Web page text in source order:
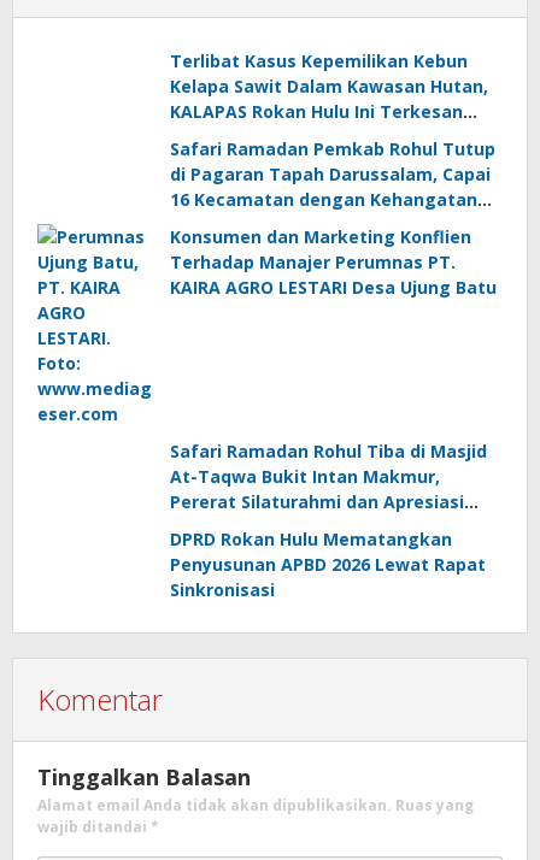
Terlibat Kasus Kepemilikan Kebun
Kelapa Sawit Dalam Kawasan Hutan,
KALAPAS Rokan Hulu Ini Terkesan
Indonesia
Safari Ramadan Pemkab Rohul Tutup
di Pagaran Tapah Darussalam, Capai
16 Kecamatan dengan Kehangatan
Konsumen dan Marketing Konflien
Terhadap Manajer Perumnas PT.
KAIRA AGRO LESTARI Desa Ujung Batu
Safari Ramadan Rohul Tiba di Masjid
At-Taqwa Bukit Intan Makmur,
Pererat Silaturahmi dan Apresiasi
DPRD Rokan Hulu Mematangkan
Penyusunan APBD 2026 Lewat Rapat
Sinkronisasi
Komentar
Tinggalkan Balasan
Alamat email Anda tidak akan dipublikasikan. Ruas yang
wajib ditandai *